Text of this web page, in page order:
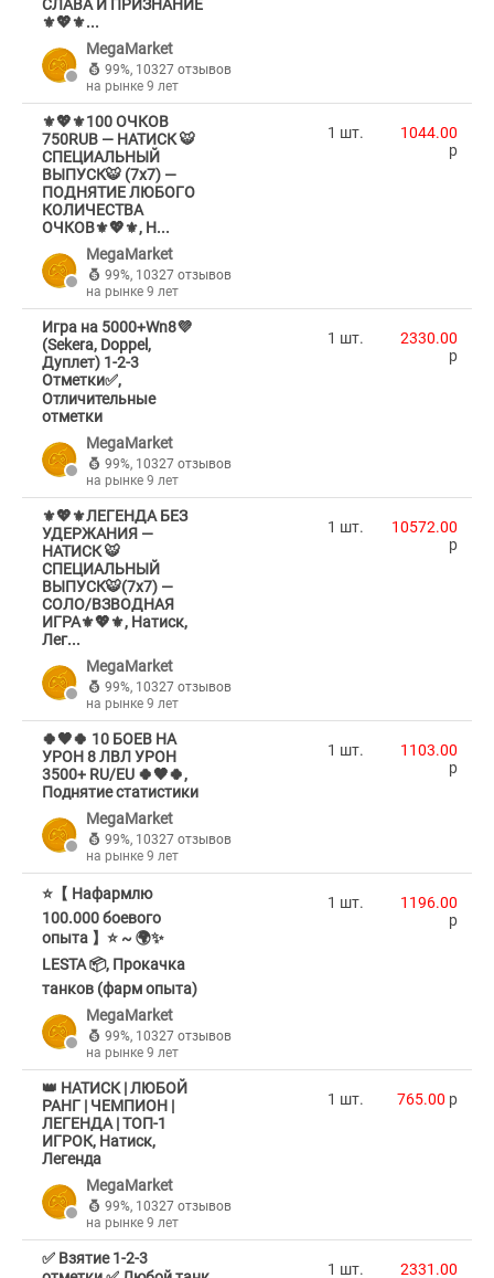
СЛАВА И ПРИЗНАНИЕ
⚜️💖⚜️...
MegaMarket
99%, 10327 отзывов
на рынке 9 лет
⚜️💖⚜️100 ОЧКОВ
750RUB — НАТИСК 🐯
СПЕЦИАЛЬНЫЙ
ВЫПУСК🐯 (7х7) —
ПОДНЯТИЕ ЛЮБОГО
КОЛИЧЕСТВА
ОЧКОВ⚜️💖⚜️, Н...
MegaMarket
99%, 10327 отзывов
на рынке 9 лет
1 шт.
1044.00
p
Игра на 5000+Wn8💜
(Sekera, Doppel,
Дуплет) 1-2-3
Отметки✅,
Отличительные
отметки
MegaMarket
99%, 10327 отзывов
на рынке 9 лет
1 шт.
2330.00
p
⚜️💖⚜️ЛЕГЕНДА БЕЗ
УДЕРЖАНИЯ —
НАТИСК 🐯
СПЕЦИАЛЬНЫЙ
ВЫПУСК🐯(7х7) —
СОЛО/ВЗВОДНАЯ
ИГРА⚜️💖⚜️, Натиск,
Лег...
MegaMarket
99%, 10327 отзывов
на рынке 9 лет
1 шт.
10572.00
p
🍀🖤🍀 10 БОЕВ НА
УРОН 8 ЛВЛ УРОН
3500+ RU/EU 🍀🖤🍀,
Поднятие статистики
MegaMarket
99%, 10327 отзывов
на рынке 9 лет
1 шт.
1103.00
p
⭐️【 Нафармлю
100.000 боевого
опыта 】⭐️ ~ 🌍✨
LESTA 📦, Прокачка
танков (фарм опыта)
MegaMarket
99%, 10327 отзывов
на рынке 9 лет
1 шт.
1196.00
p
👑 НАТИСК | ЛЮБОЙ
РАНГ | ЧЕМПИОН |
ЛЕГЕНДА | ТОП-1
ИГРОК, Натиск,
Легенда
MegaMarket
99%, 10327 отзывов
на рынке 9 лет
1 шт. 765.00 p
✅ Взятие 1-2-3
1 шт.
2331.00